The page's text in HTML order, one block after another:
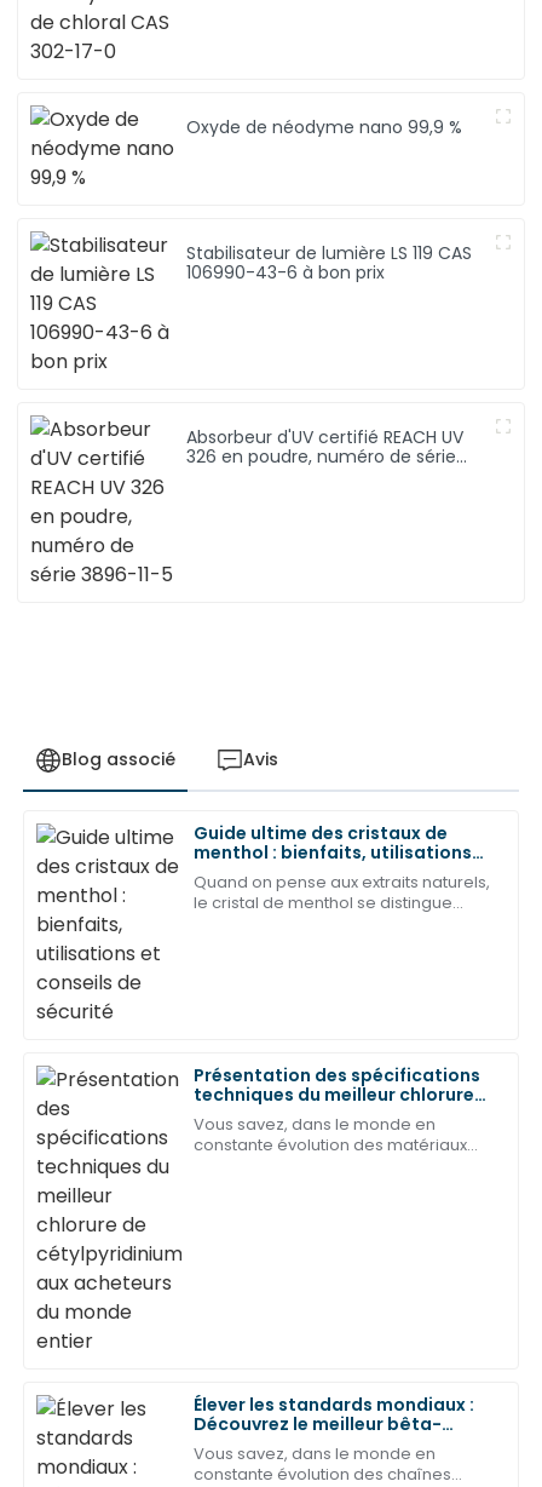
Oxyde de néodyme nano 99,9 %
Stabilisateur de lumière LS 119 CAS
106990-43-6 à bon prix
Absorbeur d'UV certifié REACH UV
326 en poudre, numéro de série
Blog associé Avis
Guide ultime des cristaux de
menthol : bienfaits, utilisations
et conseils de sécurité
Quand on pense aux extraits naturels,
le cristal de menthol se distingue
Présentation des spécifications
techniques du meilleur chlorure
de cétylpyridinium aux acheteurs
du monde entier
Vous savez, dans le monde en
constante évolution des matériaux
Élever les standards mondiaux :
Découvrez le meilleur bêta-
pinène de Chine pour vos besoins
Vous savez, dans le monde en
constante évolution des chaînes
B
Benjamin
Martinez
Un travail d'une qualité exceptionnelle ! L'équipe du
service après-vente a traité mes problèmes avec
une grande expertise.
08 Peut 2025
D
Daniel
La qualité et la fiabilité de ce produit sont
exceptionnelles. Je suis très satisfait du service
après-vente !
04 Juin 2025
V
Vert
Très satisfait de mon achat ! Le service après-vente
a fait preuve d'un professionnalisme remarquable.
31 Peut 2025